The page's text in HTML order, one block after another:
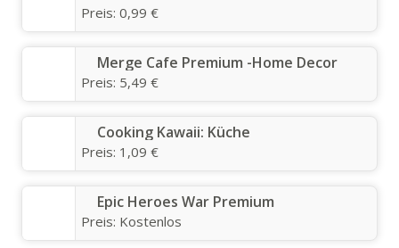
Preis: 0,99 €
Merge Cafe Premium -Home Decor
Preis: 5,49 €
Cooking Kawaii: Küche
Preis: 1,09 €
Epic Heroes War Premium
Preis: Kostenlos